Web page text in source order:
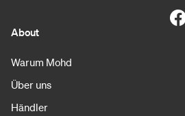
About
Warum Mohd
Über uns
Händler